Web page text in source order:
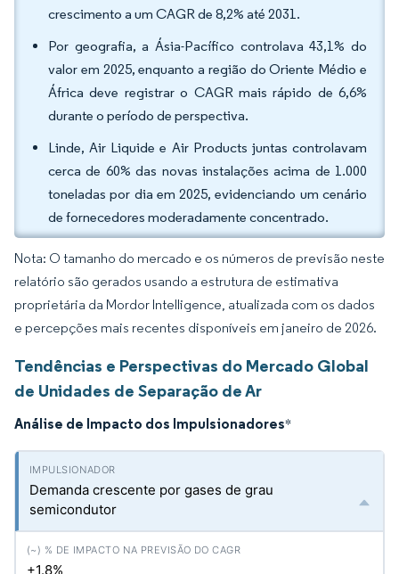
crescimento a um CAGR de 8,2% até 2031.
Por geografia, a Ásia-Pacífico controlava 43,1% do
valor em 2025, enquanto a região do Oriente Médio e
África deve registrar o CAGR mais rápido de 6,6%
durante o período de perspectiva.
Linde, Air Liquide e Air Products juntas controlavam
cerca de 60% das novas instalações acima de 1.000
toneladas por dia em 2025, evidenciando um cenário
de fornecedores moderadamente concentrado.
Nota: O tamanho do mercado e os números de previsão neste
relatório são gerados usando a estrutura de estimativa
proprietária da Mordor Intelligence, atualizada com os dados
e percepções mais recentes disponíveis em janeiro de 2026.
Tendências e Perspectivas do Mercado Global
de Unidades de Separação de Ar
Análise de Impacto dos Impulsionadores*
Demanda crescente por gases de grau
semicondutor
+1.8%